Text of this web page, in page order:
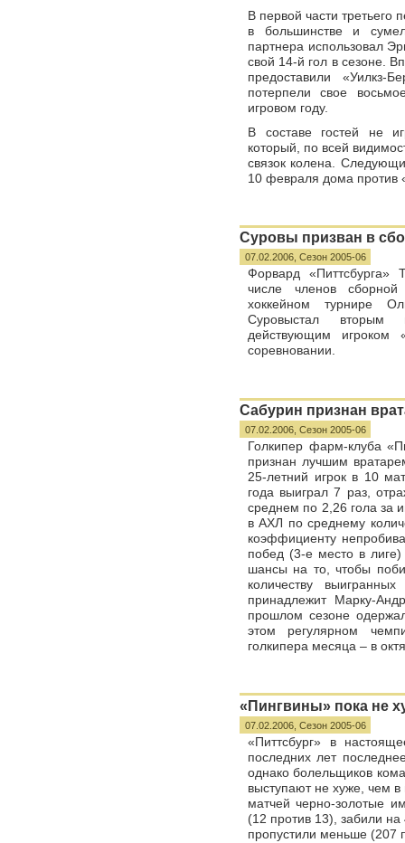
В первой части
в большинстве и
партнера использовал
свой 14-й гол в сезоне.
предоставили «Уилкз-
потерпели свое
игровом году.
В составе гостей не
который, по всей
связок колена.
10 февраля дома против
Суровы призван в
07.02.2006, Сезон 2005-06
Форвард
числе членов
хоккейном турнире
Суровыстал вторым
действующим игроком
соревновании.
Сабурин признан
07.02.2006, Сезон 2005-06
Голкипер фарм-клуба
признан лучшим
25-летний игрок в 10
года выиграл 7 раз,
среднем по 2,26 гола за
в АХЛ по среднему
коэффициенту
побед (3-е место в
шансы на то, чтобы
количеству
принадлежит Марку-
прошлом сезоне
этом регулярном
голкипера месяца – в
«Пингвины» пока не
07.02.2006, Сезон 2005-06
«Питтсбург» в
последних лет
однако болельщиков
выступают не хуже, чем
матчей черно-золотые
(12 против 13), забили
пропустили меньше (207